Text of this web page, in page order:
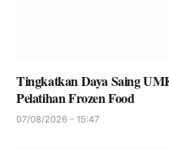
Tingkatkan Daya Saing
Pelatihan Frozen Food
07/08/2026 - 15:47